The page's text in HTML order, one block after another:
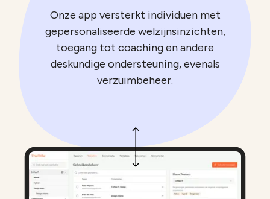
Onze app versterkt individuen met
gepersonaliseerde welzijnsinzichten,
toegang tot coaching en andere
deskundige ondersteuning, evenals
verzuimbeheer.